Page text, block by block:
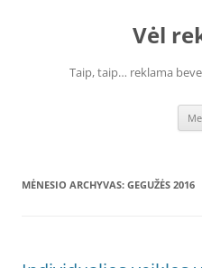
Vėl
Taip, taip… reklama
MĖNESIO ARCHYVAS: GEGUŽĖS 2016